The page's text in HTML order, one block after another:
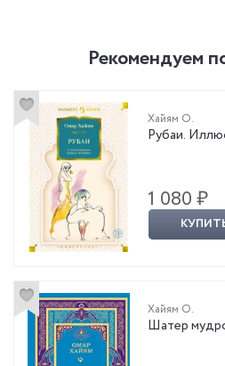
Рекомендуем
Хайям О.
Рубаи.
1 080 ₽
Хайям О.
Шатер